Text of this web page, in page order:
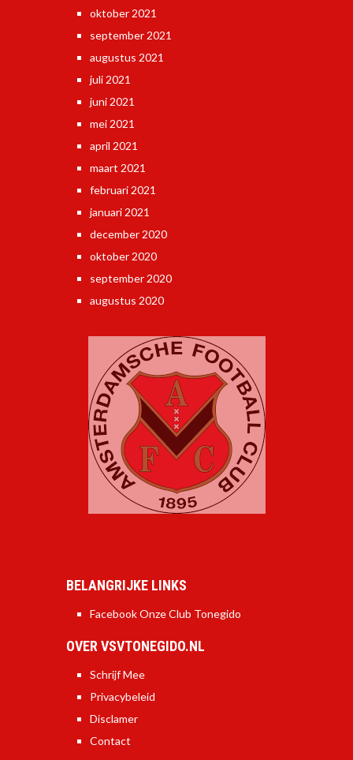
oktober 2021
september 2021
augustus 2021
juli 2021
juni 2021
mei 2021
april 2021
maart 2021
februari 2021
januari 2021
december 2020
oktober 2020
september 2020
augustus 2020
BELANGRIJKE LINKS
Facebook Onze Club Tonegido
OVER VSVTONEGIDO.NL
Schrijf Mee
Privacybeleid
Disclamer
Contact